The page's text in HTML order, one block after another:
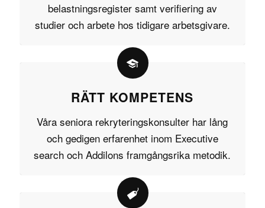
belastningsregister samt verifiering av
studier och arbete hos tidigare arbetsgivare.
RÄTT KOMPETENS
Våra seniora rekryteringskonsulter har lång
och gedigen erfarenhet inom Executive
search och Addilons framgångsrika metodik.